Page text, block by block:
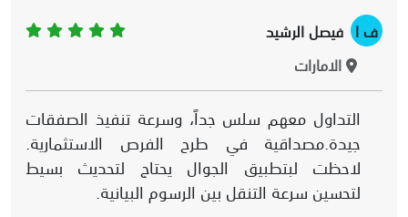
ف ا فيصل الرشيد
الامارات
التداول معهم سلس جداً، وسرعة تنفيذ الصفقات
جيدة.مصداقية في طرح الفرص الاستثمارية.
لاحظت لبتطبيق الجوال يحتاج لتحديث بسيط
لتحسين سرعة التنقل بين الرسوم البيانية.